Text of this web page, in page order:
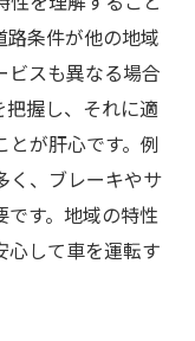
路条件が他の地域
ビスも異なる場合
握し、それに適
とが肝心です。例
く、ブレーキやサ
です。地域の特性
心して車を運転す